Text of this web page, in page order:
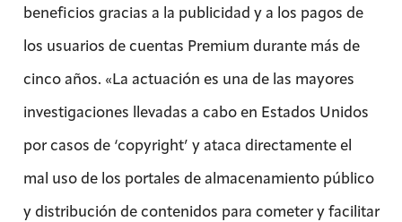
beneficios gracias a la publicidad y a los pagos de
los usuarios de cuentas Premium durante más de
cinco años. «La actuación es una de las mayores
investigaciones llevadas a cabo en Estados Unidos
por casos de ‘copyright’ y ataca directamente el
mal uso de los portales de almacenamiento público
y distribución de contenidos para cometer y facilitar